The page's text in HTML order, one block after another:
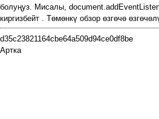
болуңуз. Мисалы,
киргизбейт . Төмөнкү обзор өзгөчө
d35c23821164cbe64a509d94ce0df8be
Артка